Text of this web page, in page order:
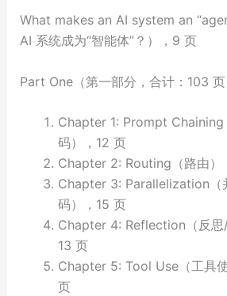
What makes an AI system an
AI 系统成为“智能体”？），9 页
Part One（第一部分，合计：103 页
Chapter 1: Prompt Chaining
码），12 页
Chapter 2: Routing（路由）
Chapter 3: Parallelization（
码），15 页
Chapter 4: Reflection（反思/
13 页
Chapter 5: Tool Use（工具
页